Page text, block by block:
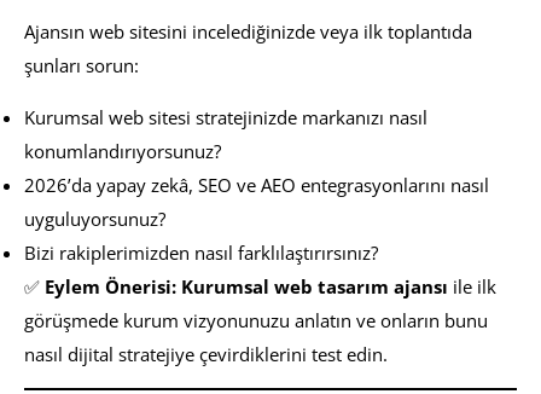
Ajansın web sitesini incelediğinizde veya ilk toplantıda
şunları sorun:
Kurumsal web sitesi stratejinizde markanızı nasıl
konumlandırıyorsunuz?
2026’da yapay zekâ, SEO ve AEO entegrasyonlarını nasıl
uyguluyorsunuz?
Bizi rakiplerimizden nasıl farklılaştırırsınız?
✅ Eylem Önerisi: Kurumsal web tasarım ajansı ile ilk
görüşmede kurum vizyonunuzu anlatın ve onların bunu
nasıl dijital stratejiye çevirdiklerini test edin.